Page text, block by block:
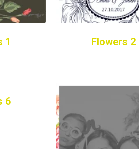
1 Flowers 2
6